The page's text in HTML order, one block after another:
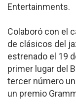
Entertainments.
Colaboró con el
de clásicos del
estrenado el 19
primer lugar del
tercer número
un premio